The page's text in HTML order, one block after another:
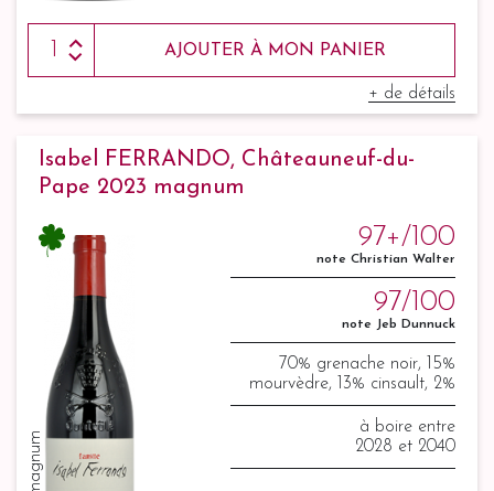
AJOUTER À MON PANIER
+ de détails
Isabel FERRANDO, Châteauneuf-du-
Pape 2023 magnum
97+/100
note Christian Walter
97/100
note Jeb Dunnuck
70% grenache noir, 15%
mourvèdre, 13% cinsault, 2%
syrah
à boire entre
2028 et 2040